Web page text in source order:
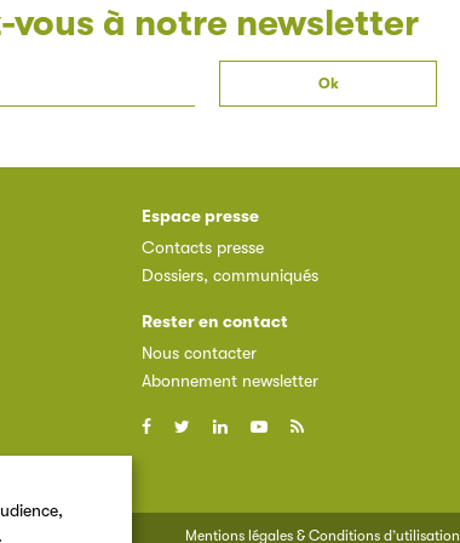
vous à notre newsletter
Espace presse
Contacts presse
Dossiers, communiqués
Rester en contact
Nous contacter
Abonnement newsletter
Mentions légales & Conditions d’utilisation